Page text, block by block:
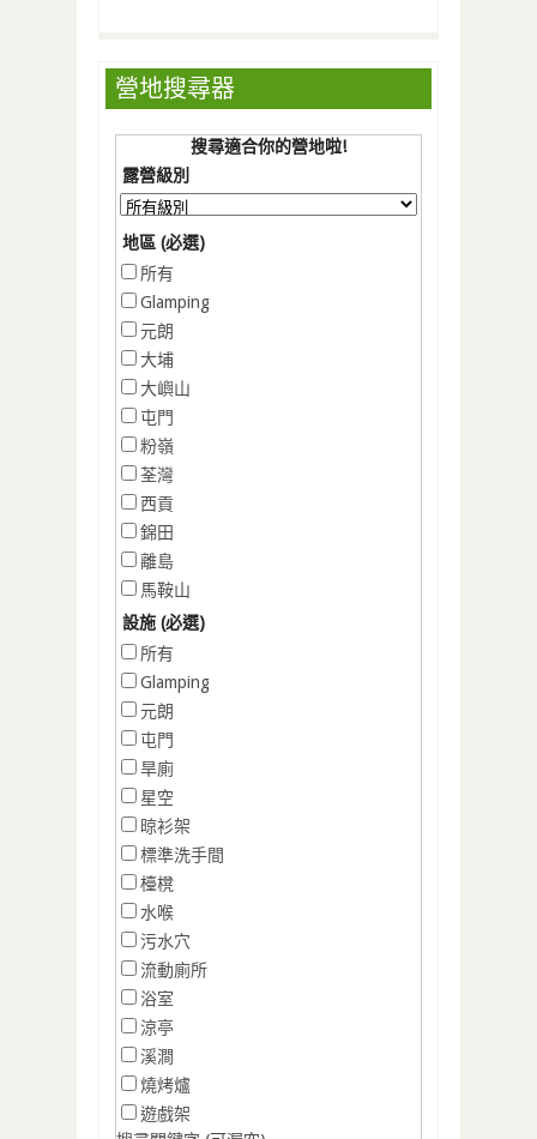
營地搜尋器
搜尋適合你的營地啦!
露營級別
地區 (必選)
所有
Glamping
元朗
大埔
大嶼山
屯門
粉嶺
荃灣
西貢
錦田
離島
馬鞍山
設施 (必選)
所有
Glamping
元朗
屯門
旱廁
星空
晾衫架
標準洗手間
檯櫈
水喉
污水穴
流動廁所
浴室
涼亭
溪澗
燒烤爐
遊戲架